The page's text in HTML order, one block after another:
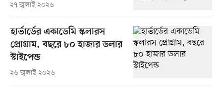
২৭ জুলাই ২০২৬
হার্ভার্ডের একাডেমি স্কলারস
প্রোগ্রাম, বছরে ৮০ হাজার ডলার
স্টাইপেন্ড
২৬ জুলাই ২০২৬